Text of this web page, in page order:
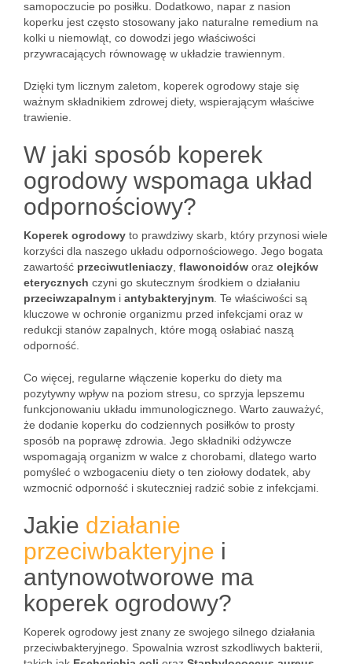
samopoczucie po posiłku. Dodatkowo, napar z nasion
koperku jest często stosowany jako naturalne remedium na
kolki u niemowląt, co dowodzi jego właściwości
przywracających równowagę w układzie trawiennym.
Dzięki tym licznym zaletom, koperek ogrodowy staje się
ważnym składnikiem zdrowej diety, wspierającym właściwe
trawienie.
W jaki sposób koperek
ogrodowy wspomaga układ
odpornościowy?
Koperek ogrodowy to prawdziwy skarb, który przynosi wiele
korzyści dla naszego układu odpornościowego. Jego bogata
zawartość przeciwutleniaczy flawonoidów oraz olejków
eterycznych czyni go skutecznym środkiem o działaniu
przeciwzapalnym i antybakteryjnym . Te właściwości są
kluczowe w ochronie organizmu przed infekcjami oraz w
redukcji stanów zapalnych, które mogą osłabiać naszą
odporność.
Co więcej, regularne włączenie koperku do diety ma
pozytywny wpływ na poziom stresu, co sprzyja lepszemu
funkcjonowaniu układu immunologicznego. Warto zauważyć,
że dodanie koperku do codziennych posiłków to prosty
sposób na poprawę zdrowia. Jego składniki odżywcze
wspomagają organizm w walce z chorobami, dlatego warto
pomyśleć o wzbogaceniu diety o ten ziołowy dodatek, aby
wzmocnić odporność i skuteczniej radzić sobie z infekcjami.
Jakie działanie
przeciwbakteryjne i
antynowotworowe ma
koperek ogrodowy?
Koperek ogrodowy jest znany ze swojego silnego działania
przeciwbakteryjnego. Spowalnia wzrost szkodliwych bakterii,